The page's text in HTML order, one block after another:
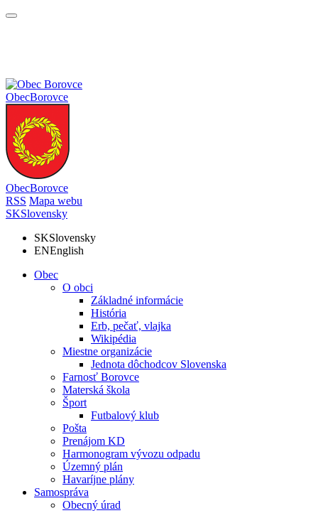
ObecBorovce
ObecBorovce
RSS Mapa webu
SKSlovensky
SKSlovensky
ENEnglish
Obec
O obci
Základné informácie
História
Erb, pečať, vlajka
Wikipédia
Miestne organizácie
Jednota dôchodcov Slovenska
Farnosť Borovce
Materská škola
Šport
Futbalový klub
Pošta
Prenájom KD
Harmonogram vývozu odpadu
Územný plán
Havaríjne plány
Samospráva
Obecný úrad